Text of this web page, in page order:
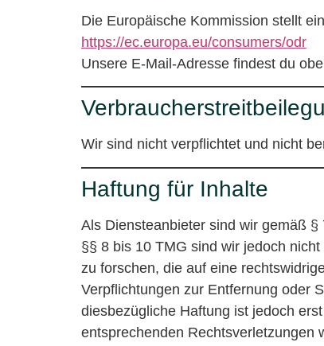
Die Europäische Kommission stellt
https://ec.europa.eu/consumers/odr
Unsere E-Mail-Adresse findest du
Wir sind nicht verpflichtet und nicht
Haftung für Inhalte
Als Diensteanbieter sind wir gemäß
§§ 8 bis 10 TMG sind wir jedoch
zu forschen, die auf eine
Verpflichtungen zur Entfernung oder
diesbezügliche Haftung ist jedoch
entsprechenden Rechtsverletzungen